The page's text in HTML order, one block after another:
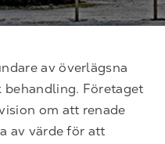
av överlägsna
Företaget
om att renade
av värde för att